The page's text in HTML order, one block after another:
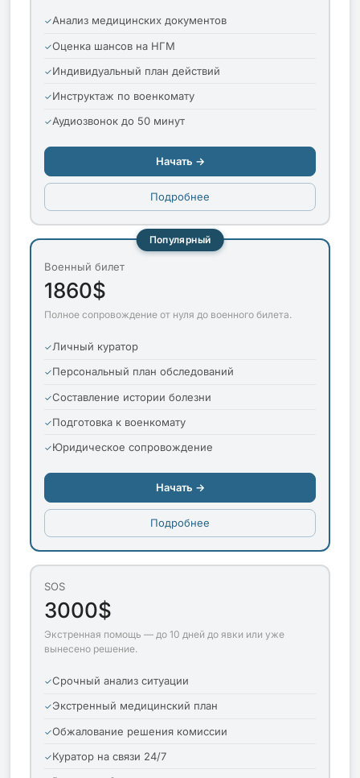
Анализ медицинских документов
Оценка шансов на НГМ
Индивидуальный план действий
Инструктаж по военкомату
Аудиозвонок до 50 минут
Начать →
Подробнее
Популярный
Военный билет
1860$
Полное сопровождение от нуля до военного билета.
Личный куратор
Персональный план обследований
Составление истории болезни
Подготовка к военкомату
Юридическое сопровождение
Начать →
Подробнее
SOS
3000$
Экстренная помощь — до 10 дней до явки или уже
вынесено решение.
Срочный анализ ситуации
Экстренный медицинский план
Обжалование решения комиссии
Куратор на связи 24/7